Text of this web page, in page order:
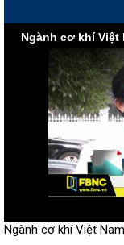
Ngành cơ khí Việt